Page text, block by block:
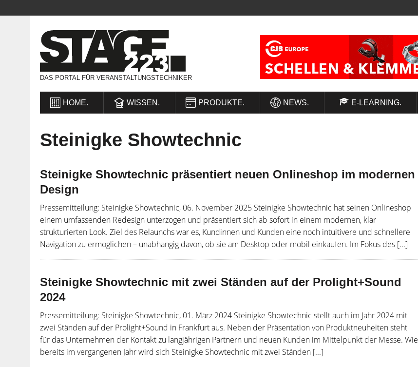
DAS PORTAL FÜR VERANSTALTUNGSTECHNIKER
HOME. WISSEN. PRODUKTE. NEWS. E-LEARNING.
Steinigke Showtechnic
Steinigke Showtechnic präsentiert neuen Onlineshop im modernen
Design
Pressemitteilung: Steinigke Showtechnic, 06. November 2025 Steinigke Showtechnic hat seinen Onlineshop
einem umfassenden Redesign unterzogen und präsentiert sich ab sofort in einem modernen, klar
strukturierten Look. Ziel des Relaunchs war es, Kundinnen und Kunden eine noch intuitivere und schnellere
Navigation zu ermöglichen – unabhängig davon, ob sie am Desktop oder mobil einkaufen. Im Fokus des [...]
Steinigke Showtechnic mit zwei Ständen auf der Prolight+Sound
2024
Pressemitteilung: Steinigke Showtechnic, 01. März 2024 Steinigke Showtechnic stellt auch im Jahr 2024 mit
zwei Ständen auf der Prolight+Sound in Frankfurt aus. Neben der Präsentation von Produktneuheiten steht
für das Unternehmen der Kontakt zu langjährigen Partnern und neuen Kunden im Mittelpunkt der Messe. Wie
bereits im vergangenen Jahr wird sich Steinigke Showtechnic mit zwei Ständen [...]